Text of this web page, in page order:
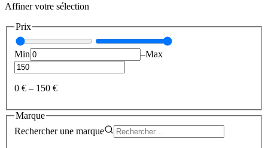
Affiner votre sélection
Prix
Min –Max
0 € – 150 €
Marque
Rechercher une marque